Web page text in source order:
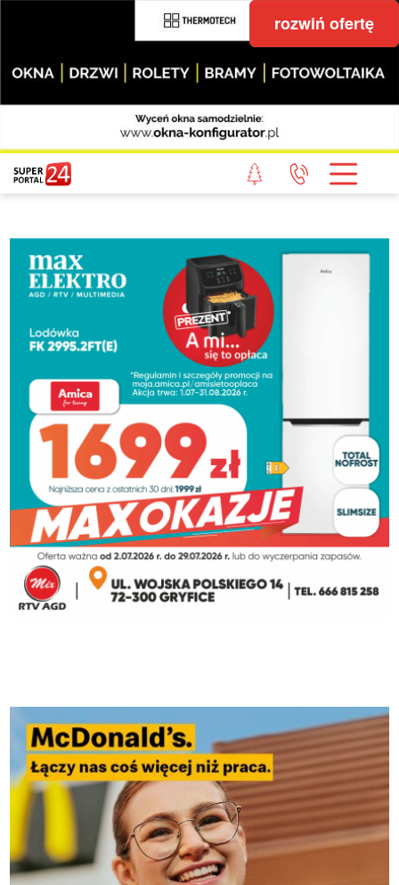
rozwiń ofertę
STRONA GŁÓWNA
POWIAT GRYFICKI
WIADOMOŚCI Z LASU
STUDIO SUPERPORTALU
REDAKCJA
REGULAMIN